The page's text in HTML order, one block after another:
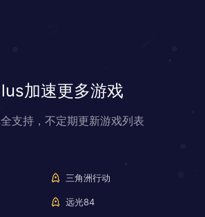
加速更多游戏
支持，不定期更新游戏列表
三角洲行动
远光84